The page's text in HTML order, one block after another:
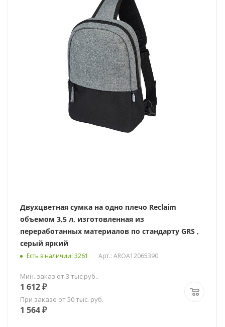
Двухцветная сумка на одно плечо Reclaim
объемом 3,5 л, изготовленная из
переработанных материалов по стандарту GRS ,
серый яркий
Есть в наличии: 3261 Арт.: AROA12065390
Мин. заказ от 3 тыс.руб..
1 612₽
При заказе от 50 тыс. руб.
1 564₽